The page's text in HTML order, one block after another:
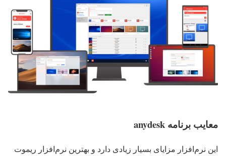
معایب برنامه anydesk
این نرم‌افزار مزایای بسیار زیادی دارد و بهترین نرم‌افزار ریموت